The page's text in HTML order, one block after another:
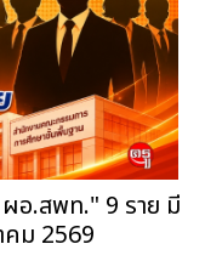
อ.สพท." 9 ราย มี
ม 2569